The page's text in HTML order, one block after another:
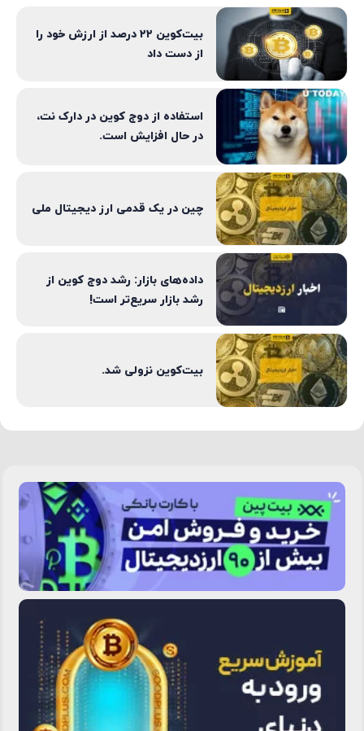
بیت‌کوین ۲۲ درصد از ارزش خود را
از دست داد
استفاده از دوج کوین در دارک نت،
در حال افزایش است.
چین در یک قدمی ارز دیجیتال ملی
داده‌های بازار: رشد دوج کوین از
رشد بازار سریع‌تر است!
بیت‌کوین نزولی شد.